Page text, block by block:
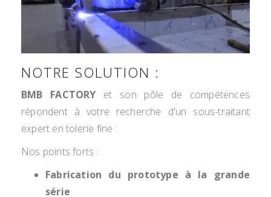
NOTRE SOLUTION :
BMB FACTORY et son pôle de compétences
répondent à votre recherche d'un sous-traitant
expert en tolerie fine :
Nos points forts :
Fabrication du prototype à la grande
série